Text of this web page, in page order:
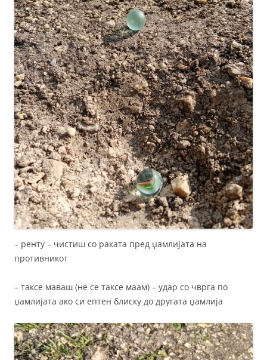
– ренту – чистиш со раката пред џамлијата на
противникот
– таксе маваш (не се таксе маам) – удар со чврга по
џамлијата ако си ептен блиску до другата џамлија